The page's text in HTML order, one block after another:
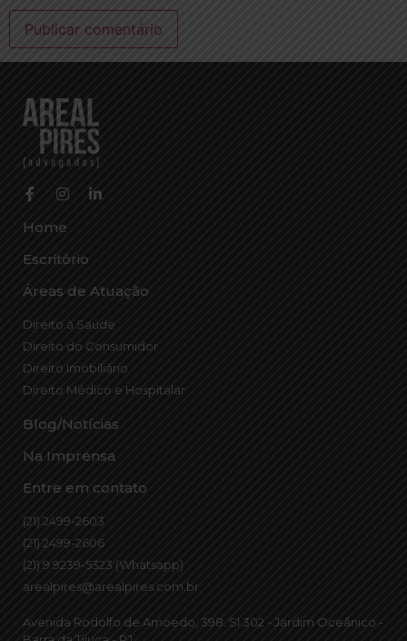
Home
Escritório
Áreas de Atuação
Direito à Saúde
Direito do Consumidor
Direito Imobiliário
Direito Médico e Hospitalar
Blog/Notícias
Na Imprensa
Entre em contato
(21) 2499-2603
(21) 2499-2606
(21) 9 9239-5323 (Whatsapp)
arealpires@arealpires.com.br
Avenida Rodolfo de Amoedo, 398. Sl 302 - Jardim Oceânico -